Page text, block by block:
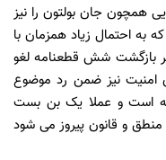
همچون جان بولتون را نیز
به احتمال زیاد همزمان با
مبنی بر بازگشت شش قطعنامه لغو
امنیت نیز ضمن رد موضوع
است و عملا یک بن بست
و قانون پیروز می شود